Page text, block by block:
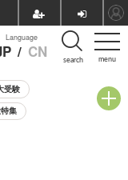
menu
Language
/ CN search
受験
集